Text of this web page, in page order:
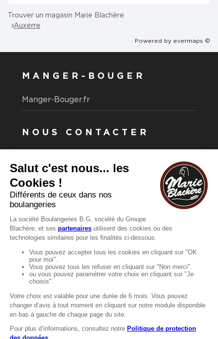
Trouver un magasin Marie Blachère
Auxerre
Powered by evermaps ©
MANGER-BOUGER
Manger-Bouger.fr
NOUS CONTACTER
Vous souhaitez nous contacter ?
Consultez notre FAQ.
FAQ
Recrutement
MENTIONS
Mentions légales
Protection des données
LignÉthique